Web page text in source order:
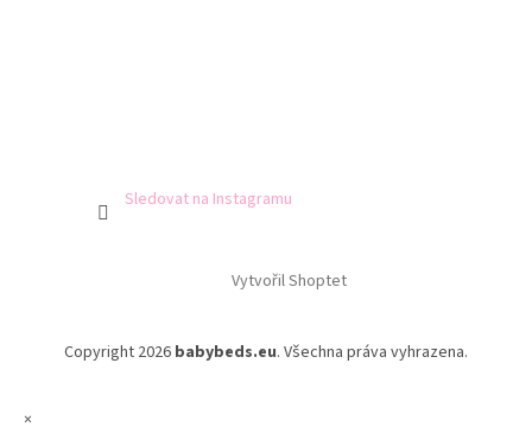
Sledovat na Instagramu
Vytvořil Shoptet
Copyright 2026 babybeds.eu. Všechna práva vyhrazena.
×